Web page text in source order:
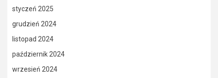
styczeń 2025
grudzień 2024
listopad 2024
październik 2024
wrzesień 2024